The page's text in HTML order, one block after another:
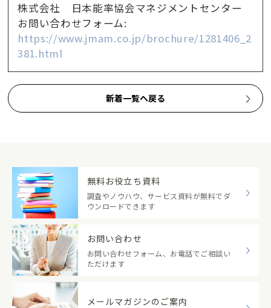
株式会社 日本能率協会マネジメントセンター
お問い合わせフォーム:
https://www.jmam.co.jp/brochure/1281406_2
381.html
新着一覧へ戻る
無料お役立ち資料
調査やノウハウ、サービス資料が無料でダ
ウンロードできます
お問い合わせ
お問い合わせフォーム、お電話でご相談い
ただけます
メールマガジンのご案内